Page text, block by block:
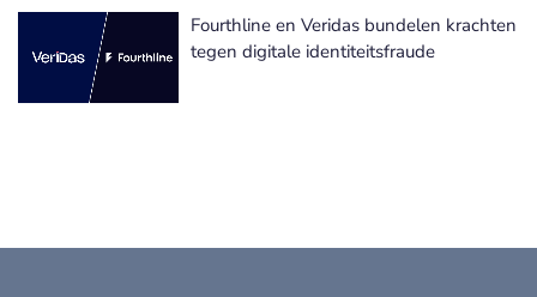
Fourthline en Veridas bundelen krachten
tegen digitale identiteitsfraude